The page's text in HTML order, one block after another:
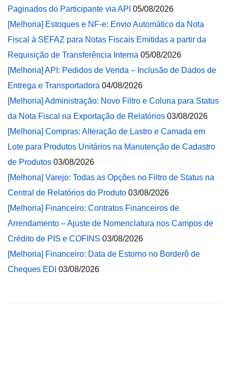
Paginados do Participante via API 05/08/2026
[Melhoria] Estoques e NF-e: Envio Automático da Nota
Fiscal à SEFAZ para Notas Fiscais Emitidas a partir da
Requisição de Transferência Interna 05/08/2026
[Melhoria] API: Pedidos de Venda – Inclusão de Dados de
Entrega e Transportadora 04/08/2026
[Melhoria] Administração: Novo Filtro e Coluna para Status
da Nota Fiscal na Exportação de Relatórios 03/08/2026
[Melhoria] Compras: Alteração de Lastro e Camada em
Lote para Produtos Unitários na Manutenção de Cadastro
de Produtos 03/08/2026
[Melhoria] Varejo: Todas as Opções no Filtro de Status na
Central de Relatórios do Produto 03/08/2026
[Melhoria] Financeiro: Contratos Financeiros de
Arrendamento – Ajuste de Nomenclatura nos Campos de
Crédito de PIS e COFINS 03/08/2026
[Melhoria] Financeiro: Data de Estorno no Borderô de
Cheques EDI 03/08/2026